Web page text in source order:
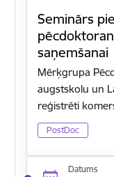
Seminārs
saņemšanai
Mērķgrupa
augstskolu un
reģistrēti
PostDoc
Datums